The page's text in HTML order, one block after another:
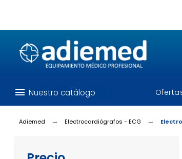
menu Nuestro catálogo
Adiemed Electrocardiógrafos - ECG